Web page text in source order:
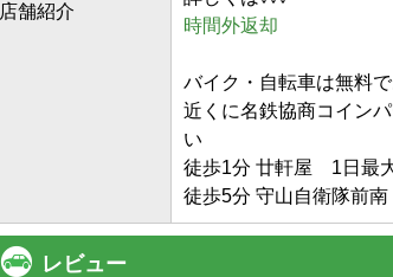
店舗紹介
時間外返却
バイク・自転車は無料
近くに名鉄協商コイン
い
徒歩1分 廿軒屋　1日最
徒歩5分 守山自衛隊前南
レビュー